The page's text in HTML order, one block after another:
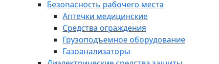
Безопасность рабочего места
Аптечки медицинские
Средства ограждения
Грузоподъемное оборудование
Газоанализаторы